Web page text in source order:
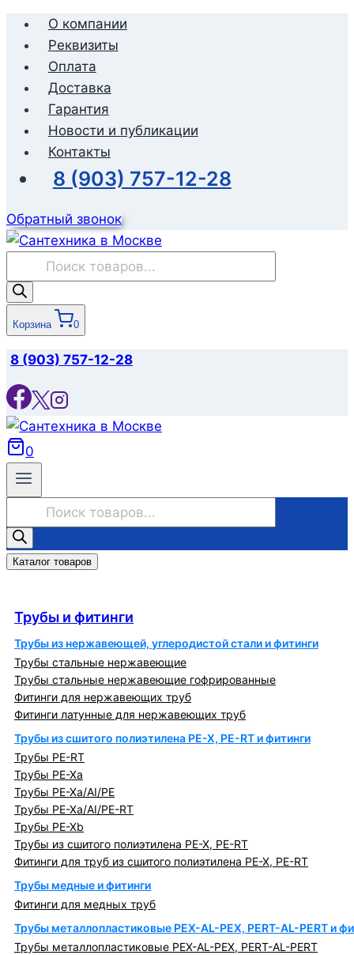
Перейти
содержимому
О компании
Реквизиты
Оплата
Доставка
Гарантия
Новости и публикации
Контакты
8 (903) 757-12-28
Обратный звонок
товаров
Корзина 0
8 (903) 757-12-28
0
товаров
Каталог товаров
Трубы и фитинги
Трубы из нержавеющей, углеродистой стали и фитинги
Трубы стальные нержавеющие
Трубы стальные нержавеющие гофрированные
Фитинги для нержавеющих труб
Фитинги латунные для нержавеющих труб
Трубы из сшитого полиэтилена PE-X, PE-RT и фитинги
Трубы PE-RT
Трубы PE-Xa
Трубы PE-Xa/AI/PE
Трубы PE-Xa/AI/PE-RT
Трубы PE-Xb
Трубы из сшитого полиэтилена PE-X, PE-RT
Фитинги для труб из сшитого полиэтилена PE-X, PE-RT
Трубы медные и фитинги
Фитинги для медных труб
Трубы металлопластиковые PEX-AL-PEX, PERT-AL-PERT и
Трубы металлопластиковые PEX-AL-PEX, PERT-AL-PERT